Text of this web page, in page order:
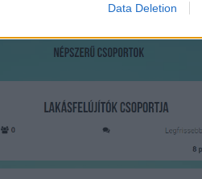
Data Deletion